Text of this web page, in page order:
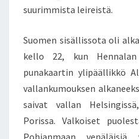
suurimmista leireistä.
Suomen sisällissota oli
kello 22, kun
punakaartin ylipäällikkö
vallankumouksen
saivat vallan
Porissa. Valkoiset
Pohjanmaan